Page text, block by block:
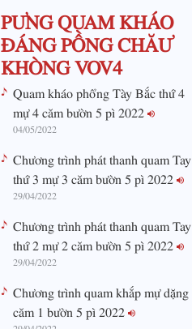
PƯNG QUAM KHÁO
ĐÁNG PỒNG CHĂƯ
KHÒNG VOV4
Quam kháo phổng Tày Bắc thứ 4
mự 4 căm bườn 5 pì 2022
04/05/2022
Chương trình phát thanh quam Tay
thứ 3 mự 3 căm bườn 5 pì 2022
29/04/2022
Chương trình phát thanh quam Tay
thứ 2 mự 2 căm bườn 5 pì 2022
29/04/2022
Chương trình quam khắp mự dặng
căm 1 bườn 5 pì 2022